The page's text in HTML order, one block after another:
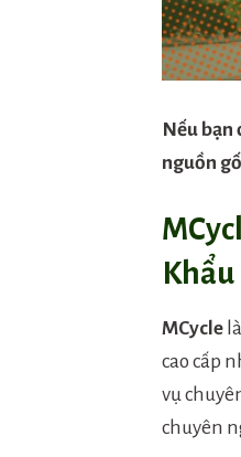
Nếu
nguồn
MCycle
cao cấp
vụ
chuyên